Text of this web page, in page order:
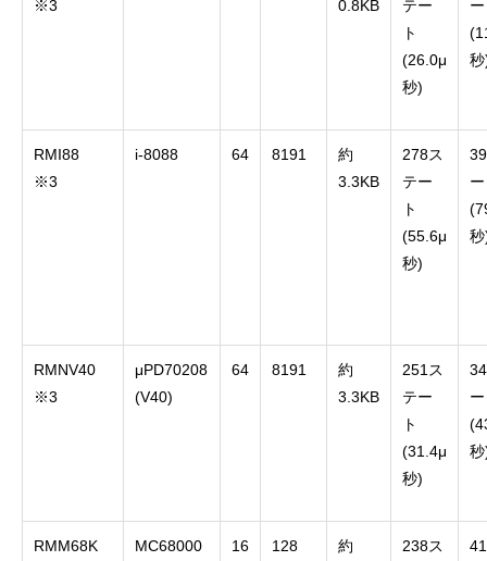
※3
0.8KB
テー
ト
(26.0μ
秒)
RMI88
※3
i-8088 64 8191
約
3.3KB
278ス
テー
ト
(55.6μ
秒)
RMNV40
※3
μPD70208
(V40)
64 8191
約
3.3KB
251ス
テー
ト
(31.4μ
秒)
RMM68K
MC68000 16 128
約
238ス